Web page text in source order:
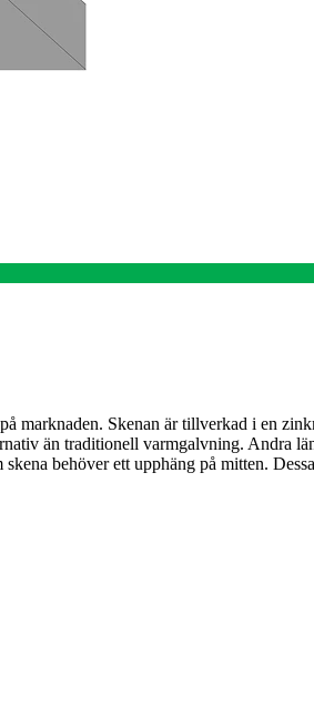
marknaden. Skenan är tillverkad i en
än traditionell varmgalvning. Andra
behöver ett upphäng på mitten.